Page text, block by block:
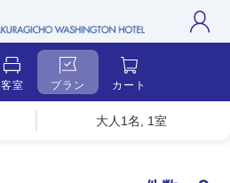
客室 プラン カート
大人1名, 1室